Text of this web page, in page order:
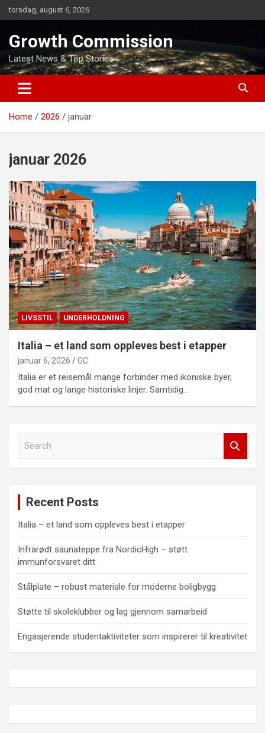
Skip
to
torsdag, august 6, 2026
Growth Commission
Latest News & Top Stories
Home 2026 januar
januar 2026
LIVSSTIL UNDERHOLDNING
Italia – et land som oppleves best i etapper
januar 6, 2026 GC
Italia er et reisemål mange forbinder med ikoniske byer,
god mat og lange historiske linjer. Samtidig…
Recent Posts
Italia – et land som oppleves best i etapper
Infrarødt saunateppe fra NordicHigh – støtt
immunforsvaret ditt
Stålplate – robust materiale for moderne boligbygg
Støtte til skoleklubber og lag gjennom samarbeid
Engasjerende studentaktiviteter som inspirerer til kreativitet